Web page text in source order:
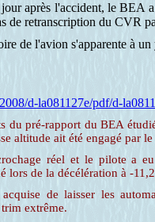
après l'accident, le BEA
de retranscription du CVR
de l'avion s'apparente à
d-la081127e/pdf/d-
du pré-rapport du BEA
altitude ait été engagé par
réel et le pilote a
lors de la décélération à -
de laisser les
extrême.